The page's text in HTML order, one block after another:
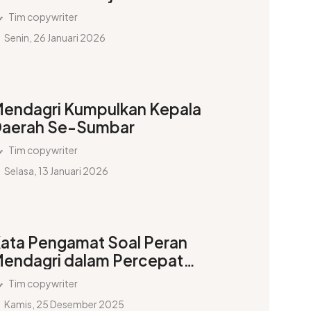
Positif
Tim copywriter
Senin, 26 Januari 2026
Kumpulkan Kepala
Se-Sumbar
Tim copywriter
Selasa, 13 Januari 2026
Pengamat Soal Peran
dalam Percepatan
Bencana
Tim copywriter
Kamis, 25 Desember 2025